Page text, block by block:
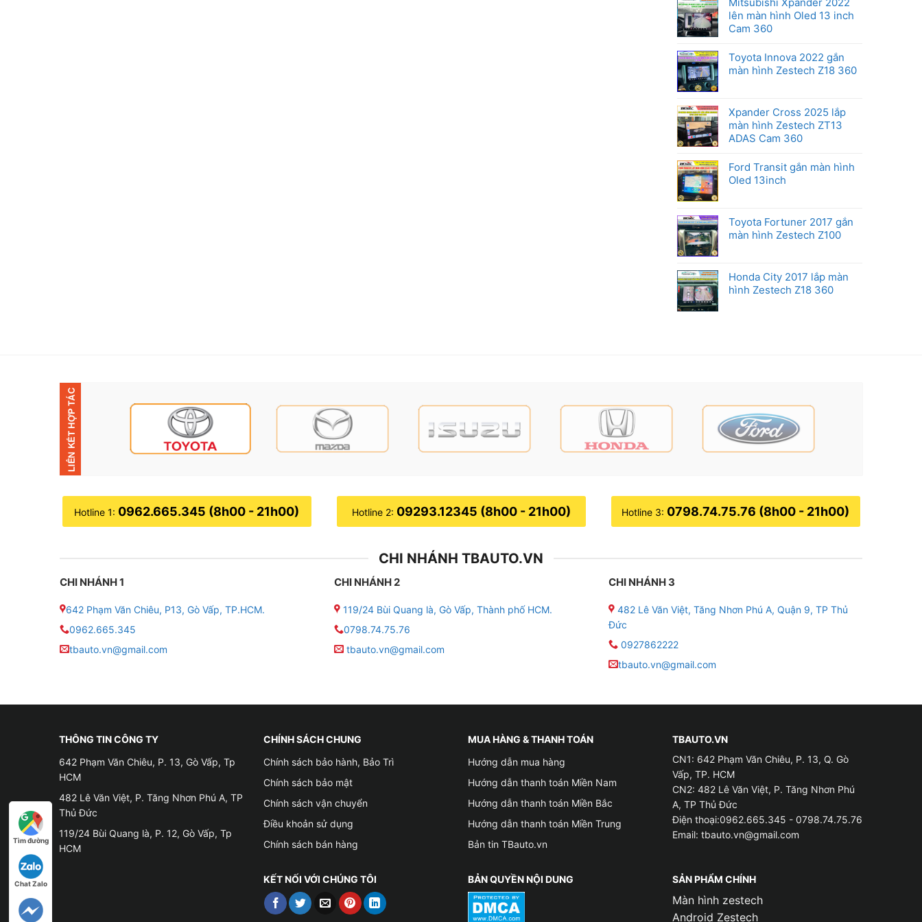
lên màn hình Oled 13 inch
Cam 360
Toyota Innova 2022 gắn
màn hình Zestech Z18 360
Xpander Cross 2025 lắp
màn hình Zestech ZT13
ADAS Cam 360
Ford Transit gắn màn hình
Oled 13inch
Toyota Fortuner 2017 gắn
màn hình Zestech Z100
Honda City 2017 lắp màn
hình Zestech Z18 360
Hotline 1: 0962.665.345 (8h00 - 21h00) Hotline 2: 09293.12345 (8h00 - 21h00) Hotline 3: 0798.74.75.76 (8h00 - 21h00)
CHI NHÁNH TBAUTO.VN
CHI NHÁNH 1
642 Phạm Văn Chiêu, P13, Gò Vấp, TP.HCM.
0962.665.345
tbauto.vn@gmail.com
CHI NHÁNH 2
119/24 Bùi Quang là, Gò Vấp, Thành phố HCM.
0798.74.75.76
tbauto.vn@gmail.com
CHI NHÁNH 3
482 Lê Văn Việt, Tăng Nhơn Phú A, Quận 9, TP Thủ
Đức
0927862222
tbauto.vn@gmail.com
THÔNG TIN CÔNG TY
642 Phạm Văn Chiêu, P. 13, Gò Vấp, Tp
HCM
482 Lê Văn Việt, P. Tăng Nhơn Phú A, TP
Thủ Đức
119/24 Bùi Quang là, P. 12, Gò Vấp, Tp
HCM
CHÍNH SÁCH CHUNG
Chính sách bảo hành, Bảo Trì
Chính sách bảo mật
Chính sách vận chuyển
Điều khoản sử dụng
Chính sách bán hàng
MUA HÀNG & THANH TOÁN
Hướng dẫn mua hàng
Hướng dẫn thanh toán Miền Nam
Hướng dẫn thanh toán Miền Bắc
Hướng dẫn thanh toán Miền Trung
Bản tin TBauto.vn
TBAUTO.VN
CN1: 642 Phạm Văn Chiêu, P. 13, Q. Gò
Vấp, TP. HCM
CN2: 482 Lê Văn Việt, P. Tăng Nhơn Phú
A, TP Thủ Đức
Điện thoại:0962.665.345 - 0798.74.75.76
Email: tbauto.vn@gmail.com
KẾT NỐI VỚI CHÚNG TÔI BẢN QUYỀN NỘI DUNG SẢN PHẨM CHÍNH
Màn hình zestech
Android Zestech
Tìm đường
Chat Zalo